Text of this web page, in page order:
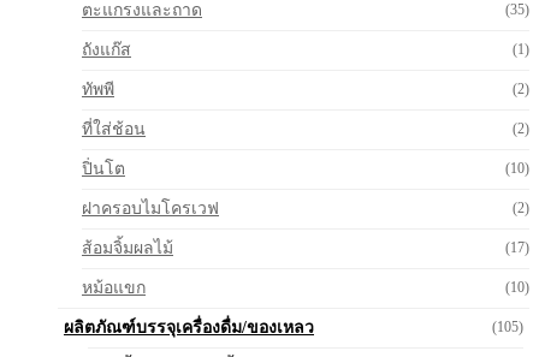
ตะแกรงและถาด (35)
ถังแก๊ส (1)
ทัพพี (2)
ที่ใส่ช้อน (2)
ปิ่นโต (10)
ฝาครอบไมโครเวฟ (2)
ส้อมจิ้มผลไม้ (17)
หม้อแขก (10)
ผลิตภัณฑ์บรรจุเครื่องดื่ม/ของเหลว (105)